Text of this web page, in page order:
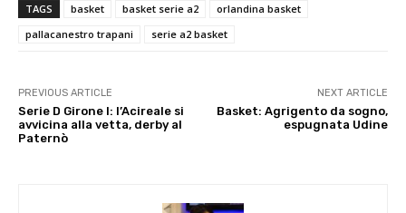
TAGS basket basket serie a2
orlandina basket
pallacanestro trapani
serie a2 basket
PREVIOUS ARTICLE
Serie D Girone I: l’Acireale si
avvicina alla vetta, derby al
Paternò
NEXT ARTICLE
Basket: Agrigento da sogno,
espugnata Udine